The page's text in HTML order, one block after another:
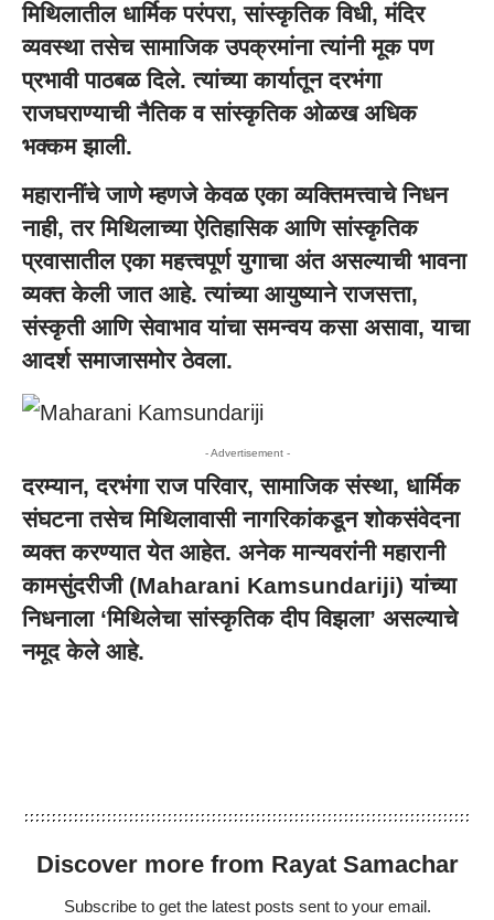
मिथिलातील धार्मिक परंपरा, सांस्कृतिक विधी, मंदिर
व्यवस्था तसेच सामाजिक उपक्रमांना त्यांनी मूक पण
प्रभावी पाठबळ दिले. त्यांच्या कार्यातून दरभंगा
राजघराण्याची नैतिक व सांस्कृतिक ओळख अधिक
भक्कम झाली.
महारानींचे जाणे म्हणजे केवळ एका व्यक्तिमत्त्वाचे निधन
नाही, तर मिथिलाच्या ऐतिहासिक आणि सांस्कृतिक
प्रवासातील एका महत्त्वपूर्ण युगाचा अंत असल्याची भावना
व्यक्त केली जात आहे. त्यांच्या आयुष्याने राजसत्ता,
संस्कृती आणि सेवाभाव यांचा समन्वय कसा असावा, याचा
आदर्श समाजासमोर ठेवला.
- Advertisement -
दरम्यान, दरभंगा राज परिवार, सामाजिक संस्था, धार्मिक
संघटना तसेच मिथिलावासी नागरिकांकडून शोकसंवेदना
व्यक्त करण्यात येत आहेत. अनेक मान्यवरांनी महारानी
कामसुंदरीजी (Maharani Kamsundariji) यांच्या
निधनाला ‘मिथिलेचा सांस्कृतिक दीप विझला’ असल्याचे
नमूद केले आहे.
Discover more from Rayat Samachar
Subscribe to get the latest posts sent to your email.